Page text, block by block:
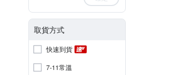
取貨方式
快速到貨
7-11常溫